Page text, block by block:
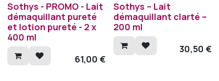
Sothys - PROMO - Lait
démaquillant pureté
et lotion pureté - 2 x
400 ml
61,00 €
Sothys – Lait
démaquillant clarté –
200 ml
30,50 €